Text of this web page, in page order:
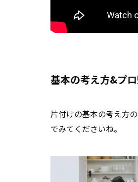
基本の考え方&プ
片付けの基本の考え方
でみてくださいね。